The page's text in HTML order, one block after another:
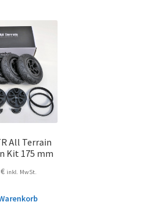
All Terrain
Kit 175 mm
€ inkl. MwSt.